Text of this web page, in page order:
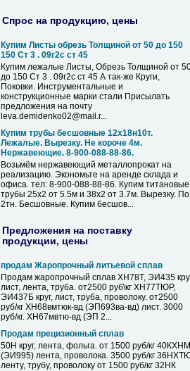
Спрос на продукцию, цены
Купим Листы обрезь Толщиной от 50 до 150
150 Ст 3 . 09г2с ст 45
Купим лежалые Листы, Обрезь Толщиной от
до 150 Ст 3 . 09г2с ст 45 А так-же Круги,
Поковки. Инструментальные и
конструкционные марки стали Присылать
предложения на почту
leva.demidenko02@mail.r...
Купим трубы бесшовные 12х18н10т.
Лежалые. Вырезку. Не короче 4м.
Нержавеющие. 8-900-088-88-86.
Возьмём нержавеющий металлопрокат на
реализацию. Экономьте на аренде склада и
офиса. тел: 8-900-088-88-86. Купим титановые
трубы 25х2 от 5.5м и 38х2 от 3.7м. Вырезку. По
2тн. Бесшовные. Купим бесшов...
Предложения на поставку
продукции, цены
продам Жаропрочный литьевой сплав
Продам жаропрочный сплав ХН78Т, ЭИ435
лист, лента, труба. от2500 руб\кг ХН77ТЮР,
ЭИ437Б круг, лист, труба, проволоку. от2500
руб/кг ХН68вмтюк-вд (ЭП693ва-вд) лист. 3000
руб/кг. ХН67мвтю-вд (ЭП 2...
Продам прецизионный сплав
50Н круг, лента, фольга. от 1500 руб/кг 40КХНМ
(ЭИ995) лента, проволока. 3500 руб/кг
ленту, трубу, проволоку от 1500 руб/кг 32НК